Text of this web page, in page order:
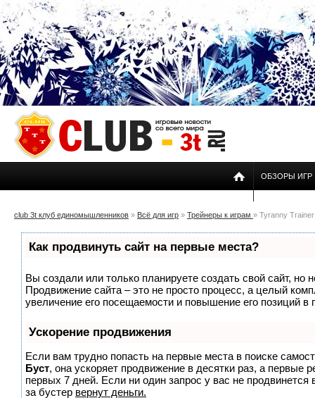
ОБЗОРЫ ИГР
club 3t клуб единомышленников » Всё для игр » Трейнеры к играм » Tyranny
Как продвинуть сайт на первые места?
Вы создали или только планируете создать свой сайт, но
Продвижение сайта – это не просто процесс, а целый
увеличение его посещаемости и повышение его позиций в
Ускорение продвижения
Если вам трудно попасть на первые места в поиске
Буст, она ускоряет продвижение в десятки раз, а первые
первых 7 дней. Если ни один запрос у вас не продвинется
за бустер вернут деньги.